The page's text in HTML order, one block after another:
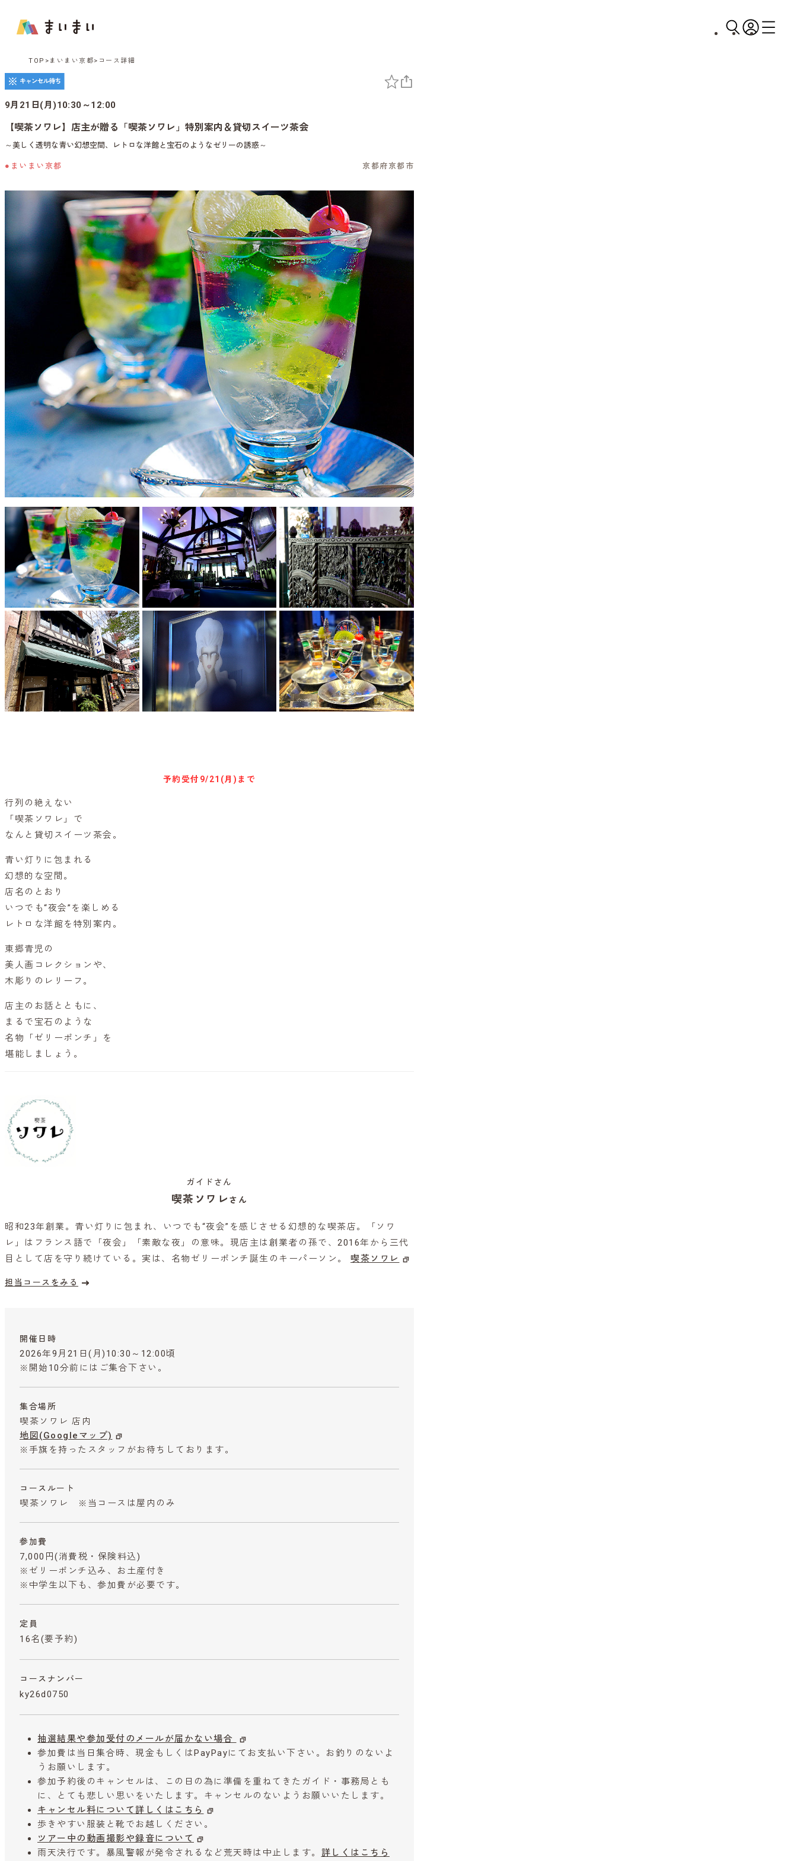
TOP まいまい京都 コース詳細
9月21日(月)10:30～12:00
【喫茶ソワレ】店主が贈る「喫茶ソワレ」特別案内＆貸切スイーツ茶会
～美しく透明な青い幻想空間、レトロな洋館と宝石のようなゼリーの誘惑～
●まいまい京都 京都府京都市
予約受付 9/21(月)まで
行列の絶えない
「喫茶ソワレ」で
なんと貸切スイーツ茶会。
青い灯りに包まれる
幻想的な空間。
店名のとおり
いつでも“夜会”を楽しめる
レトロな洋館を特別案内。
東郷青児の
美人画コレクションや、
木彫りのレリーフ。
店主のお話とともに、
まるで宝石のような
名物「ゼリーポンチ」を
堪能しましょう。
ガイドさん
喫茶ソワレ さん
昭和23年創業。青い灯りに包まれ、いつでも“夜会”を感じさせる幻想的な喫茶店。「ソワ
レ」はフランス語で「夜会」「素敵な夜」の意味。現店主は創業者の孫で、2016年から三代
目として店を守り続けている。実は、名物ゼリーポンチ誕生のキーパーソン。 喫茶ソワレ
担当コースをみる
開催日時
2026年9月21日(月)10:30～12:00頃
※開始10分前にはご集合下さい。
集合場所
喫茶ソワレ 店内
地図(Googleマップ)
※手旗を持ったスタッフがお待ちしております。
コースルート
喫茶ソワレ ※当コースは屋内のみ
参加費
7,000円 (消費税・保険料込)
※ゼリーポンチ込み、お土産付き
※中学生以下も、参加費が必要です。
定員
16名(要予約)
コースナンバー
ky26d0750
抽選結果や参加受付のメールが届かない場合
参加費は当日集合時、現金もしくはPayPayにてお支払い下さい。お釣りのないよ
うお願いします。
参加予約後のキャンセルは、この日の為に準備を重ねてきたガイド・事務局とも
に、とても悲しい思いをいたします。キャンセルのないようお願いいたします。
キャンセル料について詳しくはこちら
歩きやすい服装と靴でお越しください。
ツアー中の動画撮影や録音について
雨天決行です。暴風警報が発令されるなど荒天時は中止します。 詳しくはこちら